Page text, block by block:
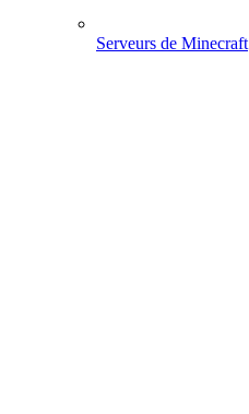
Serveurs de Minecraft